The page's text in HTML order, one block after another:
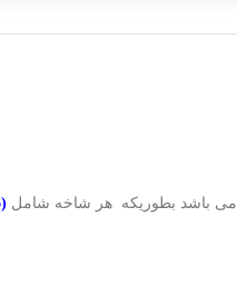
می باشد بطوریکه هر شاخه شامل (6+8)14 ال ای دی